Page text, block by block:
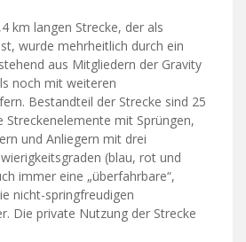
km langen Strecke, der als
wurde mehrheitlich durch ein
aus Mitgliedern der Gravity
noch mit weiteren
Bestandteil der Strecke sind 25
Streckenelemente mit Sprüngen,
und Anliegern mit drei
(blau, rot und
immer eine „überfahrbare“,
nicht-springfreudigen
Die private Nutzung der Strecke